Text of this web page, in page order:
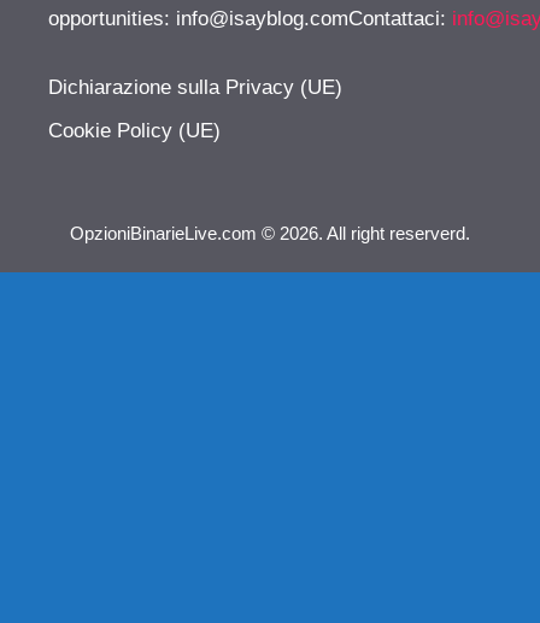
opportunities: info@isayblog.comContattaci:
Dichiarazione sulla Privacy (UE)
Cookie Policy (UE)
OpzioniBinarieLive.com © 2026. All right reserverd.